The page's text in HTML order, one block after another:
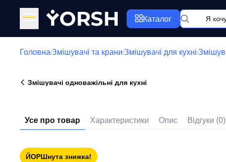
YORSH Каталог
Головна/Змішувачі та крани/Змішувачі для кухні/
Змішувачі одноважільні для кухні
Усе про товар Характеристики Опис Відгуки (0)
ЙОРШнута знижка!